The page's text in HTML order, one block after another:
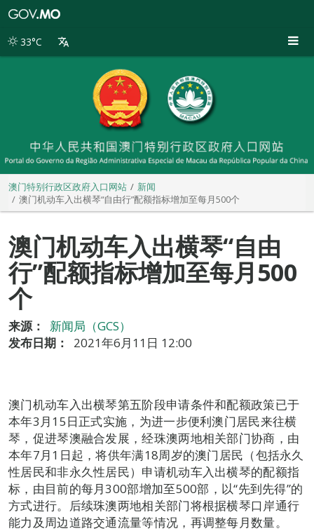
别
33°C
澳门特别行政区政府入口网站
新闻
澳门机动车入出横琴“自由行”配额指标增加至每月500个
澳门机动车入出横琴“自由
行”配额指标增加至每月500
个
来源：
新闻局（GCS）
发布日期：
2021年6月11日 12:00
澳门机动车入出横琴第五阶段申请条件和配额政策已于
本年3月15日正式实施，为进一步便利澳门居民来往横
琴，促进琴澳融合发展，经珠澳两地相关部门协商，由
本年7月1日起，将供年满18周岁的澳门居民（包括永久
性居民和非永久性居民）申请机动车入出横琴的配额指
标，由目前的每月300部增加至500部，以“先到先得”的
方式进行。后续珠澳两地相关部门将根据横琴口岸通行
能力及周边道路交通流量等情况，再调整每月数量。